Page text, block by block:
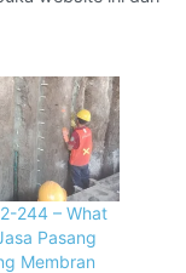
244 – What
Pasang
Membran